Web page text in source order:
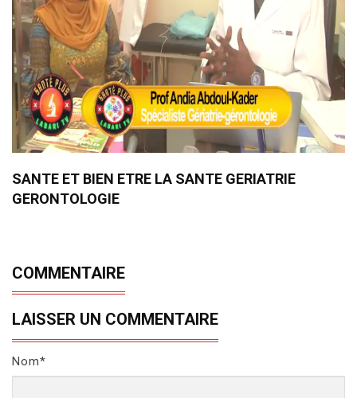
SANTE ET BIEN ETRE LA SANTE GERIATRIE
GERONTOLOGIE
COMMENTAIRE
LAISSER UN COMMENTAIRE
Nom*